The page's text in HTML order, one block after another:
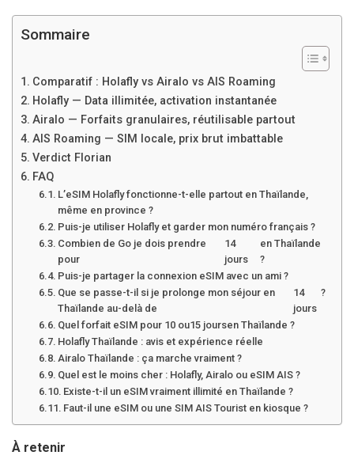
Sommaire
Comparatif : Holafly vs Airalo vs AIS Roaming
Holafly — Data illimitée, activation instantanée
Airalo — Forfaits granulaires, réutilisable partout
AIS Roaming — SIM locale, prix brut imbattable
Verdict Florian
FAQ
L’eSIM Holafly fonctionne-t-elle partout en Thaïlande,
même en province ?
Puis-je utiliser Holafly et garder mon numéro français ?
Combien de Go je dois prendre
pour
14
jours
en Thaïlande
?
Puis-je partager la connexion eSIM avec un ami ?
Que se passe-t-il si je prolonge mon séjour en
Thaïlande au-delà de
14
jours
?
Quel forfait eSIM pour 10 ou15 joursen Thaïlande ?
Holafly Thaïlande : avis et expérience réelle
Airalo Thaïlande : ça marche vraiment ?
Quel est le moins cher : Holafly, Airalo ou eSIM AIS ?
Existe-t-il un eSIM vraiment illimité en Thaïlande ?
Faut-il une eSIM ou une SIM AIS Tourist en kiosque ?
À retenir